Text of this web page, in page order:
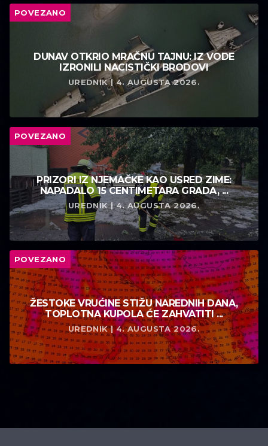
POVEZANO
DUNAV OTKRIO MRAČNU TAJNU: IZ VODE
IZRONILI NACISTIČKI BRODOVI
UREDNIK | 4. AUGUSTA 2026.
POVEZANO
PRIZORI IZ NJEMAČKE KAO USRED ZIME:
NAPADALO 15 CENTIMETARA GRADA, ...
UREDNIK | 4. AUGUSTA 2026.
POVEZANO
ŽESTOKE VRUĆINE STIŽU NAREDNIH DANA,
TOPLOTNA KUPOLA ĆE ZAHVATITI ...
UREDNIK | 4. AUGUSTA 2026.